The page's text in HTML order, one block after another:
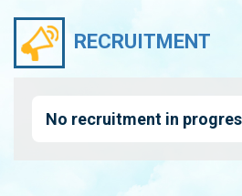
RECRUITMENT
No recruitment in